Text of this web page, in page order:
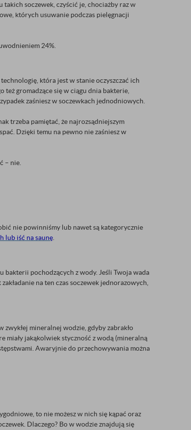
takich soczewek, czyścić je, chociażby raz w
których usuwanie podczas pielęgnacji
24%.
która jest w stanie oczyszczać ich
też gromadzące się w ciągu dnia bakterie,
zaśniesz w soczewkach jednodniowych.
trzeba pamiętać, że najrozsądniejszym
Dzięki temu na pewno nie zaśniesz w
– nie.
nie powinniśmy lub nawet są kategorycznie
lub iść na saunę.
bakterii pochodzących z wody. Jeśli Twoja wada
na ten czas soczewek jednorazowych,
mineralnej wodzie, gdyby zabrakło
miały jakąkolwiek styczność z wodą (mineralną
Awaryjnie do przechowywania można
to nie możesz w nich się kąpać oraz
Dlaczego? Bo w wodzie znajdują się